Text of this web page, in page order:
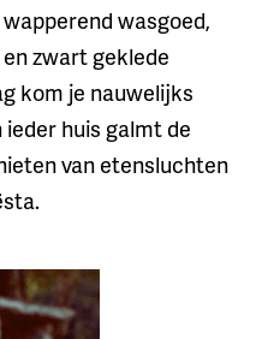
wasgoed,
zwart geklede
kom je nauwelijks
huis galmt de
van etensluchten